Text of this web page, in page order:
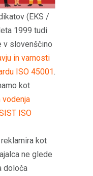
(EKS /
1999 tudi
v slovenščino
in varnosti
ISO 45001.
kot
ISO
kot
ne glede
določa